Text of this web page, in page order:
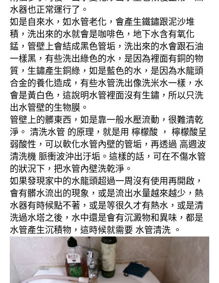
水器也正常運行了。
如是自來水，如水管老化，會產生鐵鏽跟泥沙堆
積，洗出來的水就會是咖啡色，地下水含有氧化
錳，管壁上會結成黑色管垢，洗出來的水會跟石油
一樣黑，有些洗出綠色的水，是因為裡面有銅的物
質，生鏽產生銅綠，如是藍色的水，是因為水龍頭
合金的養化造成，有些水管洗出像洗米水一樣，水
會是黃白色，這說明水管裡面沒有生鏽，所以只洗
出水管壁的生物膜。
管壁上的髒東西，如是靠一般水壓流動，很難清乾
淨。 清洗水管 的原理，就是用 檸檬酸 ， 檸檬酸呈
弱酸性，可以軟化水管內壁的管垢，再透過 高週波
清洗機 脈衝波沖出汙垢。這樣的話，可在不傷水管
的狀況下，把水管內壁洗乾淨。
如果發現家中的水龍頭超過一周沒有使用再開啟，
會有髒水流出的現象，或是流出水量越來越少，熱
水器有時候點不著，或是等很久才有熱水，或是清
洗過水塔之後，水中還是會有沉澱物和異味，都是
水管產生沉積物，這時候就需要 水管清洗 。